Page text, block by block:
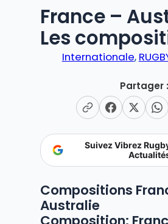
France –
Les
Internationale,
Partager :
Suivez Vibrez
Compositions
Australie